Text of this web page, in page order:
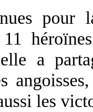
pour
a
les